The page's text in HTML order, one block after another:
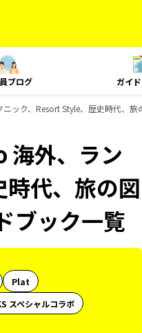
ブログ ガイ
ック、Resort Style、歴史時代、
海外、ラン
代、旅の図
ブック一覧
Plat
スペシャルコラボ